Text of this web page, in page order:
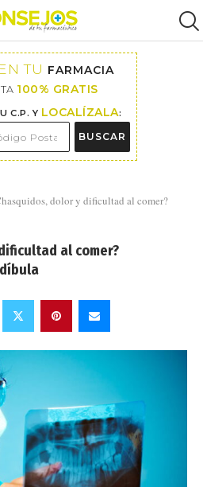
TU FARMACIA
100% GRATIS
C.P. Y LOCALÍZALA:
BUSCAR
dolor y dificultad al comer?
al comer?